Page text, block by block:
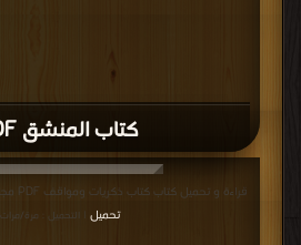
كتاب المنشق PDF
قراءة و تحميل كتاب كتاب ذكريات ومواقف PDF مجانا | مكتبة >
تحميل
| التحميل : مرة/مرات